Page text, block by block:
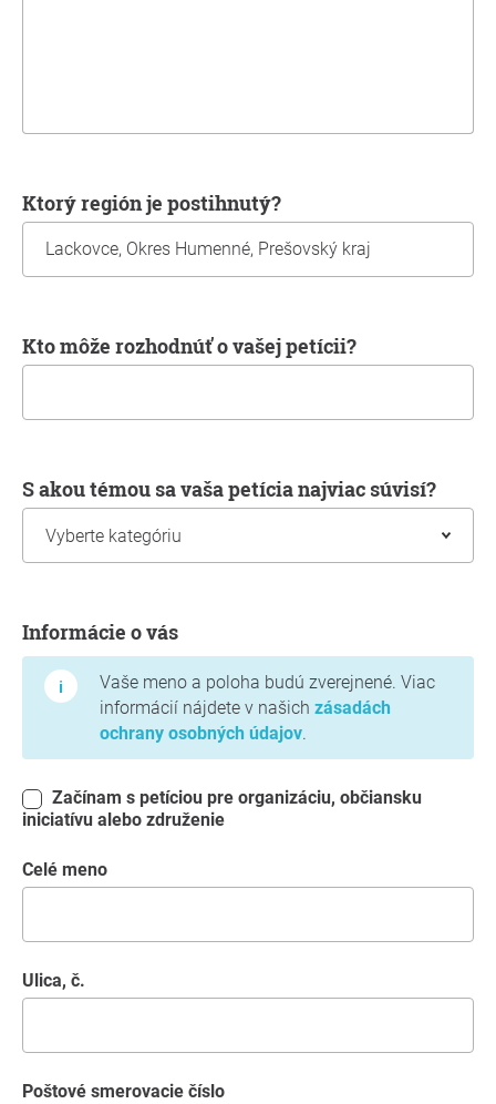
Ktorý región je postihnutý?
Kto môže rozhodnúť o vašej petícii?
S akou témou sa vaša petícia najviac súvisí?
Informácie o vás
Vaše meno a poloha budú zverejnené. Viac
informácií nájdete v našich zásadách
ochrany osobných údajov.
iniciatívu alebo združenie
Celé meno
Ulica, č.
Poštové smerovacie číslo